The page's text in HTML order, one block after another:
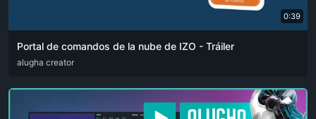
0:39
Portal de comandos de la nube de IZO - Tráiler
ARA ENG FRA
alugha creator